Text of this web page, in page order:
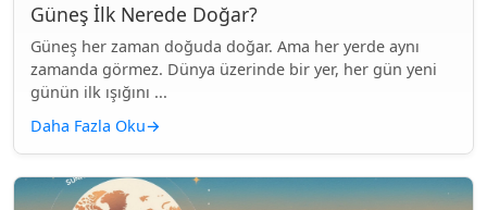
Güneş İlk Nerede Doğar?
Güneş her zaman doğuda doğar. Ama her yerde aynı
zamanda görmez. Dünya üzerinde bir yer, her gün yeni
günün ilk ışığını ...
Daha Fazla Oku→